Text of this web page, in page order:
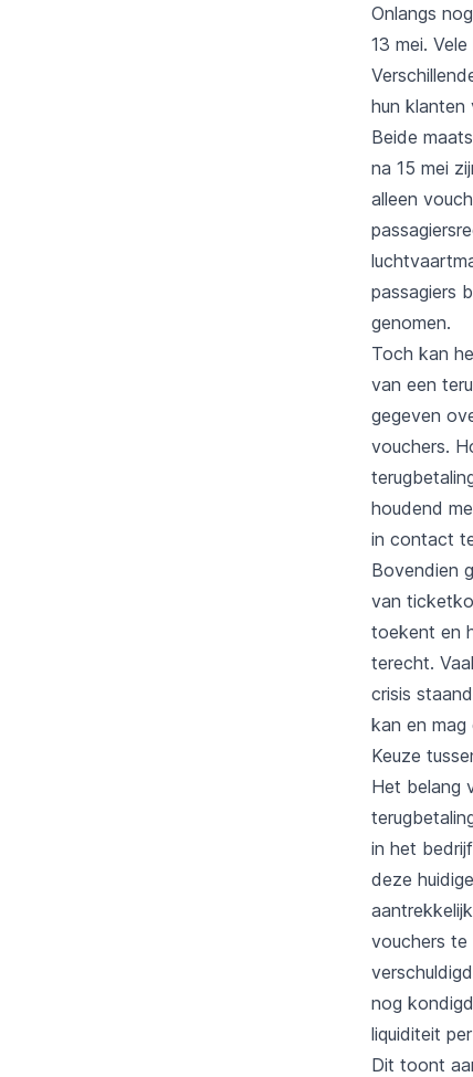
Onlangs
13 mei.
hun klanten
Beide
na 15 mei
alleen
passagiers
genomen.
Toch kan
van een
gegeven
vouchers.
houdend
in contact
Bovendien
van
toekent en
terecht.
crisis
kan en
Keuze
Het belang
in het
deze
vouchers
nog
liquiditeit
Dit toont